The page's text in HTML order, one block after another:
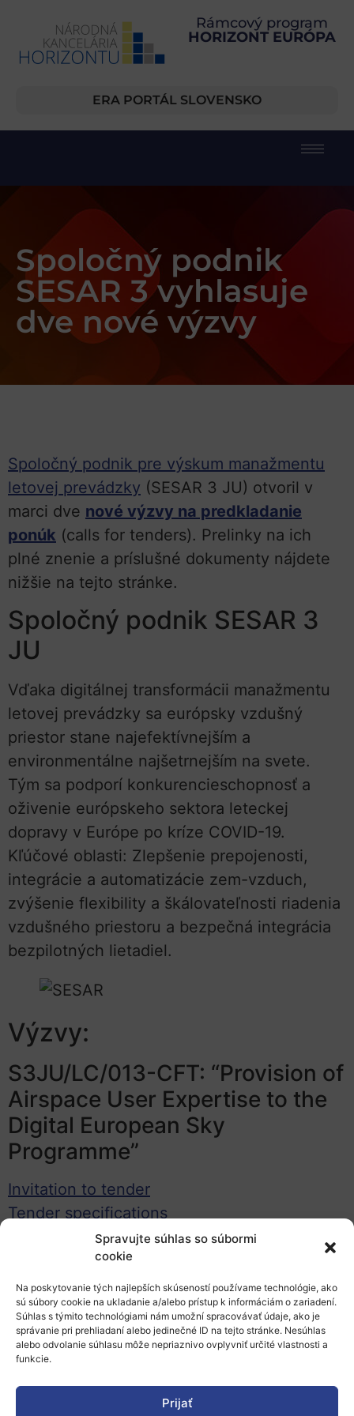
Spravujte súhlas so súbormi
cookie
Na poskytovanie tých najlepších skúseností používame technológie, ako
sú súbory cookie na ukladanie a/alebo prístup k informáciám o zariadení.
Súhlas s týmito technológiami nám umožní spracovávať údaje, ako je
správanie pri prehliadaní alebo jedinečné ID na tejto stránke. Nesúhlas
alebo odvolanie súhlasu môže nepriaznivo ovplyvniť určité vlastnosti a
funkcie.
Prijať
Rámcový program
HORIZONT EURÓPA
ERA PORTÁL SLOVENSKO
Spoločný podnik
SESAR 3 vyhlasuje
dve nové výzvy
Spoločný podnik pre výskum manažmentu
letovej prevádzky (SESAR 3 JU) otvoril v
marci dve nové výzvy na predkladanie
ponúk (calls for tenders). Prelinky na ich
plné znenie a príslušné dokumenty nájdete
nižšie na tejto stránke.
Spoločný podnik SESAR 3
JU
Vďaka digitálnej transformácii manažmentu
letovej prevádzky sa európsky vzdušný
priestor stane najefektívnejším a
environmentálne najšetrnejším na svete.
Tým sa podporí konkurencieschopnosť a
oživenie európskeho sektora leteckej
dopravy v Európe po kríze COVID-19.
Kľúčové oblasti: Zlepšenie prepojenosti,
integrácie a automatizácie zem-vzduch,
zvýšenie flexibility a škálovateľnosti riadenia
vzdušného priestoru a bezpečná integrácia
bezpilotných lietadiel.
Výzvy:
S3JU/LC/013-CFT: “Provision of
Airspace User Expertise to the
Digital European Sky
Programme”
Invitation to tender
Tender specifications
Lot 1–Lot 2–Lot 3
Financial offer template:
Staff form:Lot 1–Lot 2–Lot 3
Declaration of honour
Konečný termín na predloženie ponúk:
19.5.2023, do 18:00 hod SEČ
S3JU/LC/011-CFT: “Provision of